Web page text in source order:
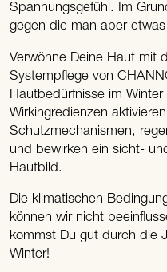
Spannungsgefühl. Im
gegen die man aber
Verwöhne Deine Haut mit
Systempflege von
Hautbedürfnisse im
Wirkingredienzen
Schutzmechanismen,
und bewirken ein sicht-
Hautbild.
Die klimatischen
können wir nicht
kommst Du gut durch die
Winter!